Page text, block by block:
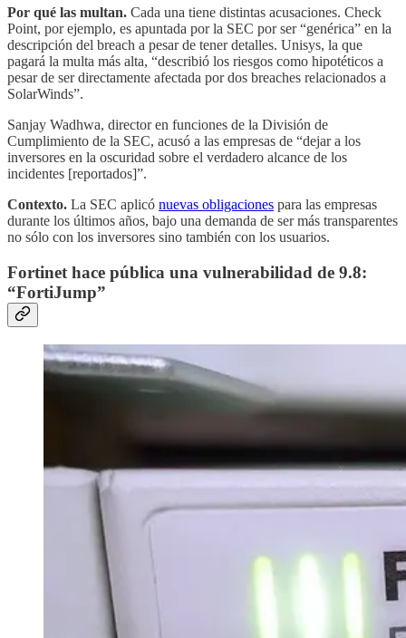
Por qué las multan. Cada una tiene distintas acusaciones. Check
Point, por ejemplo, es apuntada por la SEC por ser “genérica” en la
descripción del breach a pesar de tener detalles. Unisys, la que
pagará la multa más alta, “describió los riesgos como hipotéticos a
pesar de ser directamente afectada por dos breaches relacionados a
SolarWinds”.
Sanjay Wadhwa, director en funciones de la División de
Cumplimiento de la SEC, acusó a las empresas de “dejar a los
inversores en la oscuridad sobre el verdadero alcance de los
incidentes [reportados]”.
Contexto. La SEC aplicó nuevas obligaciones para las empresas
durante los últimos años, bajo una demanda de ser más transparentes
no sólo con los inversores sino también con los usuarios.
Fortinet hace pública una vulnerabilidad de 9.8:
“FortiJump”